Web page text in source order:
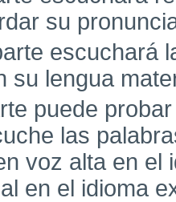
su
escuchará
su lengua
puede
las
voz alta en el
en el idioma